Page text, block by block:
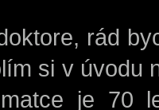
rád
si v úvodu
je 70